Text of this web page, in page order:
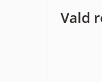
Vald